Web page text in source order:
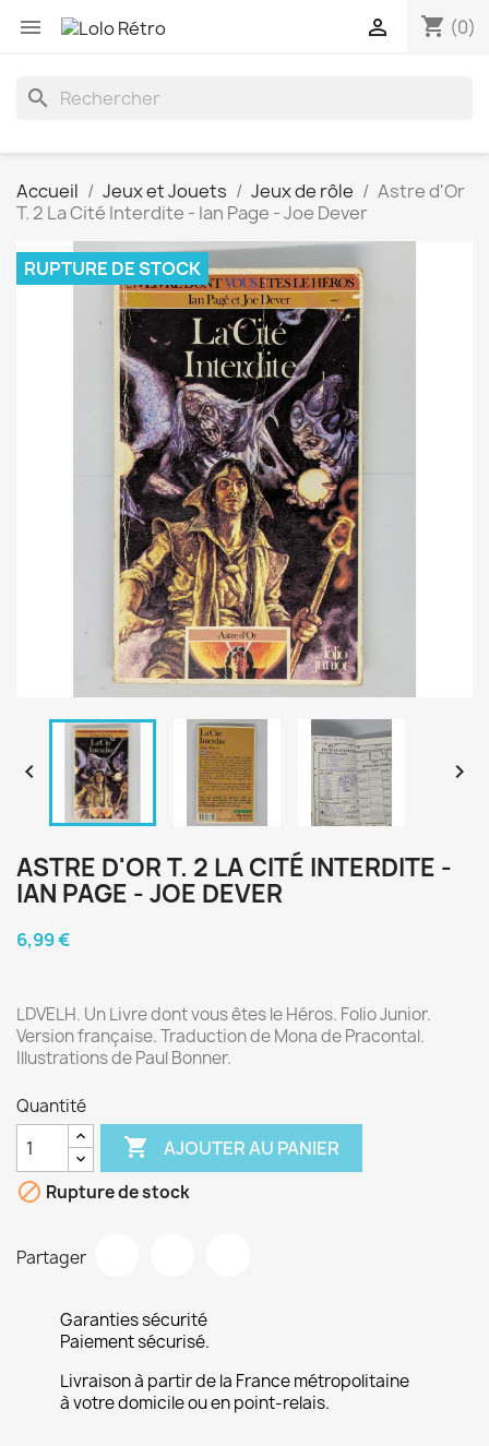
 shopping_cart (0)

search
Accueil Jeux et Jouets Jeux de rôle
Astre d'Or
T. 2 La Cité Interdite - Ian Page - Joe Dever
RUPTURE DE STOCK
 
ASTRE D'OR T. 2 LA CITÉ INTERDITE -
IAN PAGE - JOE DEVER
6,99 €
LDVELH. Un Livre dont vous êtes le Héros. Folio Junior.
Version française. Traduction de Mona de Pracontal.
Illustrations de Paul Bonner.
Quantité
 AJOUTER AU PANIER
 Rupture de stock
Partager
Garanties sécurité
Paiement sécurisé.
Livraison à partir de la France métropolitaine
à votre domicile ou en point-relais.